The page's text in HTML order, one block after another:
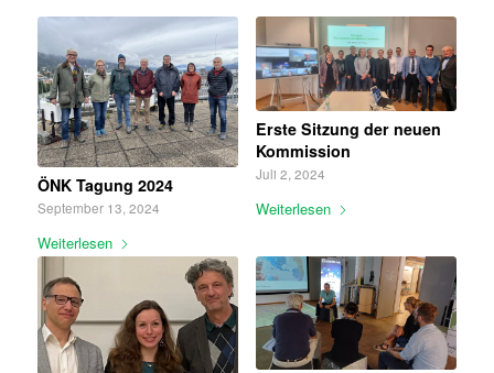
ÖNK Tagung 2024
September 13, 2024
Weiterlesen
Erste Sitzung der neuen
Kommission
Juli 2, 2024
Weiterlesen